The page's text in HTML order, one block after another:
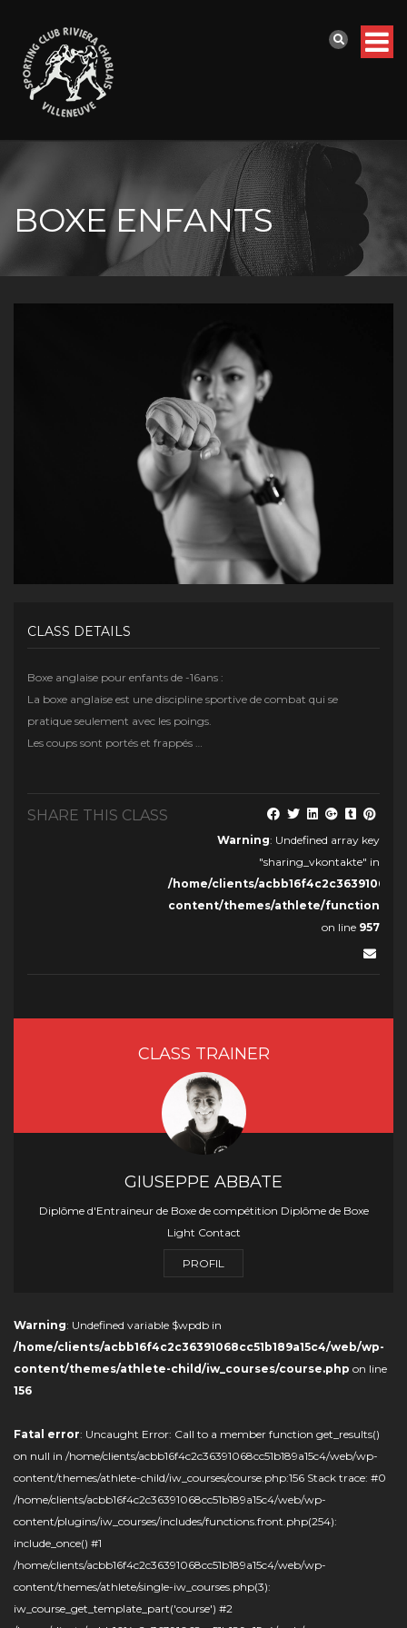
BOXE ENFANTS
CLASS DETAILS
Boxe anglaise pour enfants de -16ans :
La boxe anglaise est une discipline sportive de combat qui se
pratique seulement avec les poings.
Les coups sont portés et frappés …
SHARE THIS CLASS
Warning: Undefined array key
"sharing_vkontakte" in
/home/clients/
content/themes/athlete/
on line 957
CLASS TRAINER
GIUSEPPE ABBATE
Diplôme d'Entraineur de Boxe de compétition Diplôme de Boxe
Light Contact
PROFIL
Warning: Undefined variable $wpdb in
/home/clients/acbb16f4c2c36391068cc51b189a15c4/web/wp-
content/themes/athlete-child/iw_courses/course.php on line
156
Fatal error: Uncaught Error: Call to a member function get_results()
on null in /home/clients/acbb16f4c2c36391068cc51b189a15c4/web/wp-
content/themes/athlete-child/iw_courses/course.php:156 Stack trace: #0
/home/clients/acbb16f4c2c36391068cc51b189a15c4/web/wp-
content/plugins/iw_courses/includes/functions.front.php(254):
include_once() #1
/home/clients/acbb16f4c2c36391068cc51b189a15c4/web/wp-
content/themes/athlete/single-iw_courses.php(3):
iw_course_get_template_part('course') #2